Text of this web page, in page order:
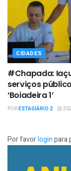
CIDADES
#Chapada:
serviços
‘Boiadeira 1’
PORESTAGIÁRIO 2
Por favorloginpara